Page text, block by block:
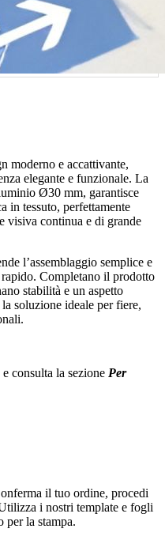
moderno e accattivante,
elegante e funzionale. La
Ø30 mm, garantisce
in tessuto, perfettamente
visiva continua e di grande
l’assemblaggio semplice e
Completano il prodotto
stabilità e un aspetto
soluzione ideale per fiere,
consulta la sezione Per
il tuo ordine, procedi
i nostri template e fogli
per la stampa.